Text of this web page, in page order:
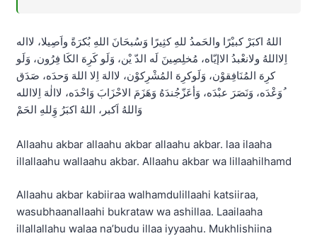
اللهُ اكبَرْ كبيْرًا والحَمدُ للهِ كثِيرًا وَسُبحَانَ اللهِ بُكرَةً واَصِيلا، لااله
اِلااللهُ ولانعْبدُ الاإيّاه، مُخلِصِينَ لَه الدّ يْن، وَلَو كَرِهَ الكَا فِرُون، وَلَو
كرِهَ المُنَافِقوْن، وَلَوكرِهَ المُشْرِكوْن، لاالهَ اِلا اللهَ وَحدَه، صَدَق
ُوَعْدَه، وَنَصَرَ عبْدَه، وَأعَزّجُندَهُ وَهَزَمَ الاحْزَابَ وَاحْدَه، لاالٰهَ اِلاالله
وَاللهُ اَكبر، اللهُ اكبَرُ وَِللهِ الحَمْ
Allaahu akbar allaahu akbar allaahu akbar. laa ilaaha
illallaahu wallaahu akbar. Allaahu akbar wa lillaahilhamd
Allaahu akbar kabiiraa walhamdulillaahi katsiiraa,
wasubhaanallaahi bukrataw wa ashillaa. Laailaaha
illallallahu walaa na’budu illaa iyyaahu. Mukhlishiina